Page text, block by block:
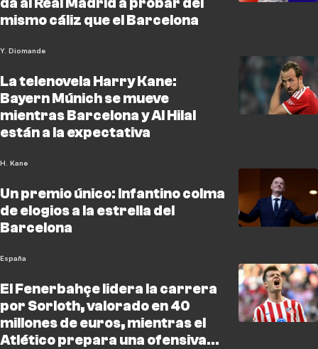
mismo cáliz que el Barcelona
Y. Diomande
La telenovela Harry Kane:
Bayern Múnich se mueve
mientras Barcelona y Al Hilal
están a la expectativa
H. Kane
Un premio único: Infantino colma
de elogios a la estrella del
Barcelona
España
El Fenerbahçe lidera la carrera
por Sorloth, valorado en 40
millones de euros, mientras el
Atlético prepara una ofensiva